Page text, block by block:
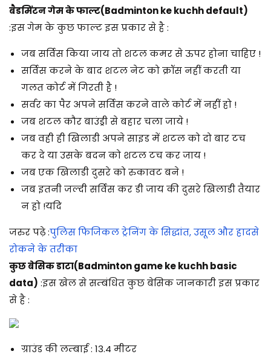
बैडमिंटन गेम के फाल्ट(Badminton ke kuchh default)
:इस गेम के कुछ फाल्ट इस प्रकार से है :
जब सर्विस किया जाय तो शटल कमर से ऊपर होना चाहिए !
सर्विस करने के बाद शटल नेट को क्रॉस नहीं करती या
गलत कोर्ट में गिरती है !
सर्वर का पैर अपने सर्विस करने वाले कोर्ट में नहीं हो !
जब शटल कौर बाउंड्री से बहार चला जाये !
जब वही ही खिलाडी अपने साइड में शटल को दो बार टच
कर दे या उसके बदन को शटल टच कर जाय !
जब एक खिलाडी दुसरे को रुकावट बने !
जब इतनी जल्दी सर्विस कर डी जाय की दुसरे खिलाडी तैयार
न हो !यदि
जरुर पढ़े :पुलिस फिजिकल ट्रेनिंग के सिद्धांत, उसूल और हादसे
रोकने के तरीका
कुछ बेसिक डाटा(Badminton game ke kuchh basic
data) :इस खेल से सम्बंधित कुछ बेसिक जानकारी इस प्रकार
से है :
ग्राउंड की लम्बाई : 13.4 मीटर